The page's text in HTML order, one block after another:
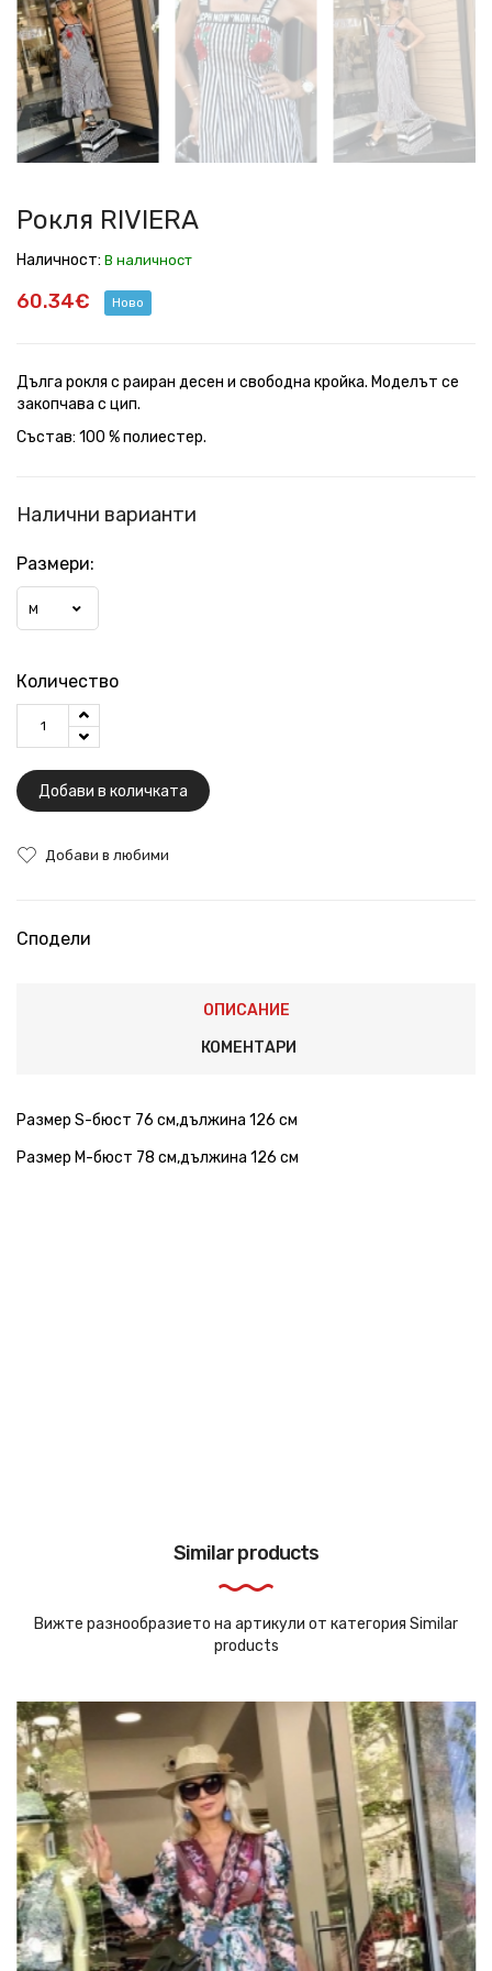
Рокля RIVIERA
Наличност: В наличност
60.34€ Ново
Дълга рокля с раиран десен и свободна кройка. Моделът се
закопчава с цип.
Състав: 100 % полиестер.
Налични варианти
Размери:
М
Количество
Добави в количката
Добави в любими
Сподели
ОПИСАНИЕ
КОМЕНТАРИ
Размер S-бюст 76 см,дължина 126 см
Размер М-бюст 78 см,дължина 126 см
Similar products
Вижте разнообразието на артикули от категория Similar
products